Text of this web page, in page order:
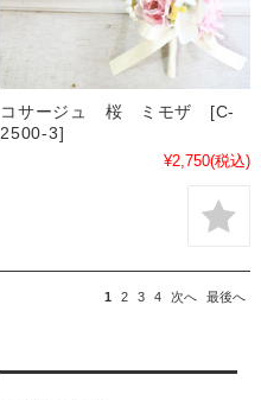
コサージュ 桜 ミモザ [C-
2500-3]
¥2,750(税込)
1 2 3 4 次へ 最後へ